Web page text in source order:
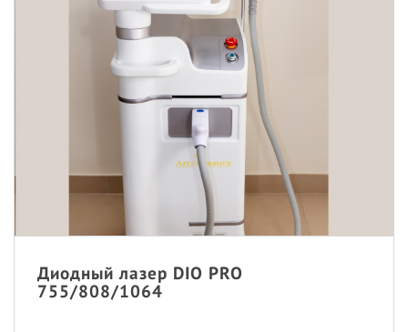
Диодный лазер DIO PRO
755/808/1064